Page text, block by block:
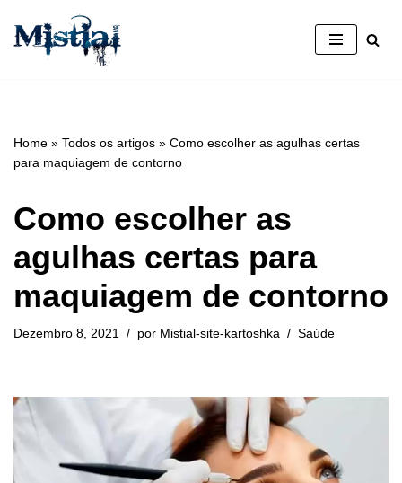
Avançar
Home » Todos os artigos » Como escolher as agulhas certas
para maquiagem de contorno
Como escolher as
agulhas certas para
maquiagem de contorno
Dezembro 8, 2021 por Mistial-site-kartoshka Saúde